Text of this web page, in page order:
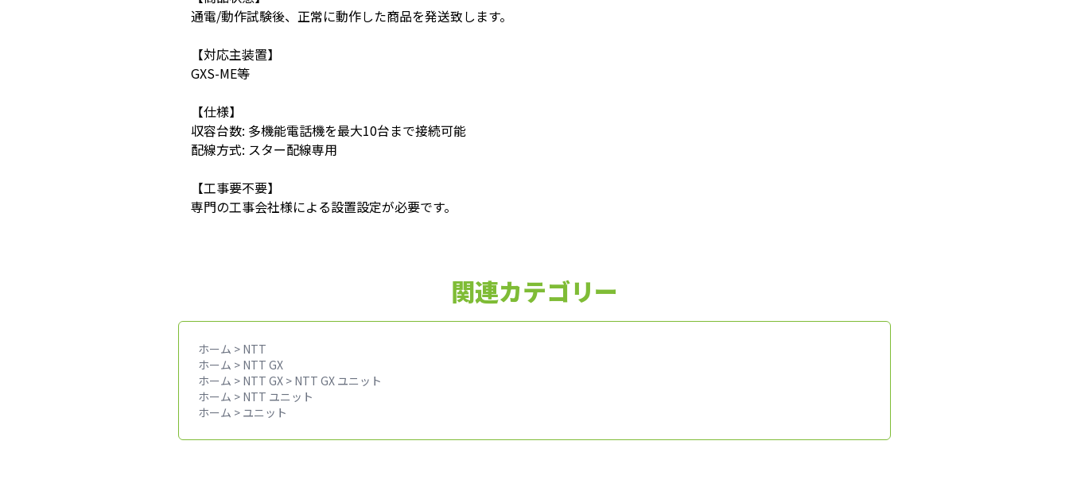
通電/動作試験後、正常に動作した商品を発送致します。
【対応主装置】
GXS-ME等
【仕様】
収容台数: 多機能電話機を最大10台まで接続可能
配線方式: スター配線専用
【工事要不要】
専門の工事会社様による設置設定が必要です。
関連カテゴリー
ホーム > NTT
ホーム > NTT GX
ホーム > NTT GX > NTT GX ユニット
ホーム > NTT ユニット
ホーム > ユニット